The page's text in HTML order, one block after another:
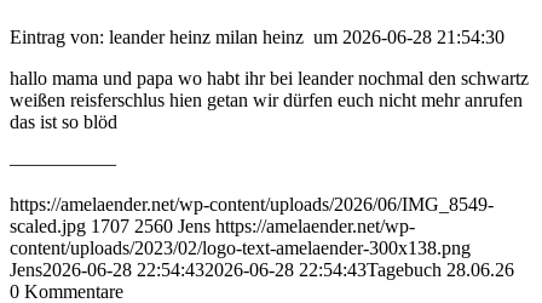
Eintrag von: leander heinz milan heinz um 2026-06-28 21:54:30
hallo mama und papa wo habt ihr bei leander nochmal den schwartz
weißen reisferschlus hien getan wir dürfen euch nicht mehr anrufen
das ist so blöd
—————–
https://amelaender.net/wp-content/uploads/2026/06/IMG_8549-
scaled.jpg 1707 2560 Jens https://amelaender.net/wp-
content/uploads/2023/02/logo-text-amelaender-300x138.png
Jens2026-06-28 22:54:432026-06-28 22:54:43Tagebuch 28.06.26
0 Kommentare